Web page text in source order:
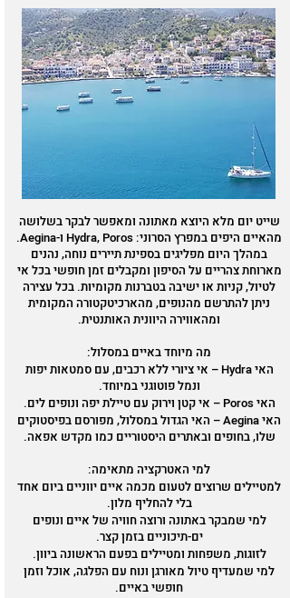
שייט יום מלא היוצא מאתונה ומאפשר לבקר בשלושה
מהאיים היפים במפרץ הסרוני: Hydra, Poros ו-Aegina.
במהלך היום מפליגים בספינת תיירים נוחה, נהנים
מארוחת צהריים על הסיפון ומקבלים זמן חופשי בכל אי
לטיול, קניות או ישיבה בטברנות מקומיות. בכל עצירה
ניתן להתרשם מהנופים, מהארכיטקטורה המקומית
ומהאווירה היוונית האותנטית.
מה מיוחד באיים במסלול:
האי Hydra – אי ציורי ללא רכבים, עם סמטאות יפות
ונמל פוטוגני במיוחד.
האי Poros – אי קטן וירוק עם טיילת יפה ונופים לים.
האי Aegina – האי הגדול במסלול, מפורסם בפיסטוקים
שלו, בחופים ובאתרים היסטוריים כמו מקדש אפאה.
למי האטרקציה מתאימה:
למטיילים שרוצים לטעום מכמה איים יווניים ביום אחד
בלי להחליף מלון.
למי שמבקר באתונה ורוצה חוויה של איים ונופים
ים-תיכוניים בזמן קצר.
לזוגות, משפחות ומטיילים בפעם הראשונה ביוון.
למי שמעדיף טיול מאורגן ונוח עם הפלגה, אוכל וזמן
חופשי באיים.